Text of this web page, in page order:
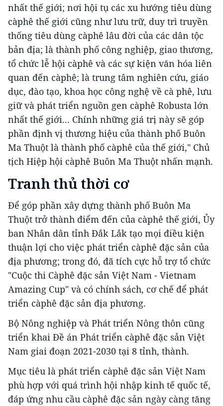
nhất thế giới; nơi hội tụ các xu hướng tiêu dùng
càphê thế giới cũng như lưu trữ, duy trì truyền
thống tiêu dùng càphê lâu đời của các dân tộc
bản địa; là thành phố công nghiệp, giao thương,
tổ chức lễ hội càphê và các sự kiện văn hóa liên
quan đến càphê; là trung tâm nghiên cứu, giáo
dục, đào tạo, khoa học công nghệ về cà phê, lưu
giữ và phát triển nguồn gen càphê Robusta lớn
nhất thế giới... Chính những giá trị này sẽ góp
phần định vị thương hiệu của thành phố Buôn
Ma Thuột là thành phố càphê của thế giới," Chủ
tịch Hiệp hội càphê Buôn Ma Thuột nhấn mạnh.
Tranh thủ thời cơ
Để góp phần xây dựng thành phố Buôn Ma
Thuột trở thành điểm đến của càphê thế giới, Ủy
ban Nhân dân tỉnh Đắk Lắk tạo mọi điều kiện
thuận lợi cho việc phát triển càphê đặc sản của
địa phương; trong đó, đã tích cực hỗ trợ tổ chức
"Cuộc thi Càphê đặc sản Việt Nam - Vietnam
Amazing Cup" và có chính sách, cơ chế để phát
triển càphê đặc sản địa phương.
Bộ Nông nghiệp và Phát triển Nông thôn cũng
triển khai Đề án Phát triển càphê đặc sản Việt
Nam giai đoạn 2021-2030 tại 8 tỉnh, thành.
Mục tiêu là phát triển càphê đặc sản Việt Nam
phù hợp với quá trình hội nhập kinh tế quốc tế,
đáp ứng nhu cầu càphê đặc sản ngày càng tăng